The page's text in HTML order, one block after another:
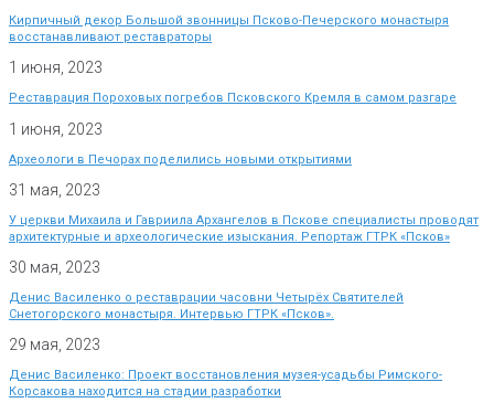
Кирпичный декор Большой звонницы Псково-Печерского монастыря
восстанавливают реставраторы
1 июня, 2023
Реставрация Пороховых погребов Псковского Кремля в самом разгаре
1 июня, 2023
Археологи в Печорах поделились новыми открытиями
31 мая, 2023
У церкви Михаила и Гавриила Архангелов в Пскове специалисты проводят
архитектурные и археологические изыскания. Репортаж ГТРК «Псков»
30 мая, 2023
Денис Василенко о реставрации часовни Четырёх Святителей
Снетогорского монастыря. Интервью ГТРК «Псков».
29 мая, 2023
Денис Василенко: Проект восстановления музея-усадьбы Римского-
Корсакова находится на стадии разработки